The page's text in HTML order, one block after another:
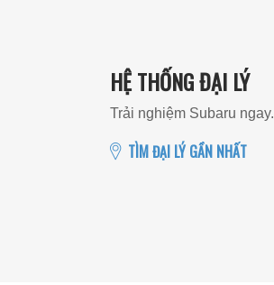
HỆ THỐNG ĐẠI LÝ
Trải nghiệm Subaru ngay.
TÌM ĐẠI LÝ GẦN NHẤT